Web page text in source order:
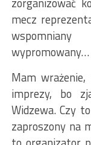
mecz
wypromowany…
Mam
imprezy, bo
Widzewa. Czy
zaproszony na